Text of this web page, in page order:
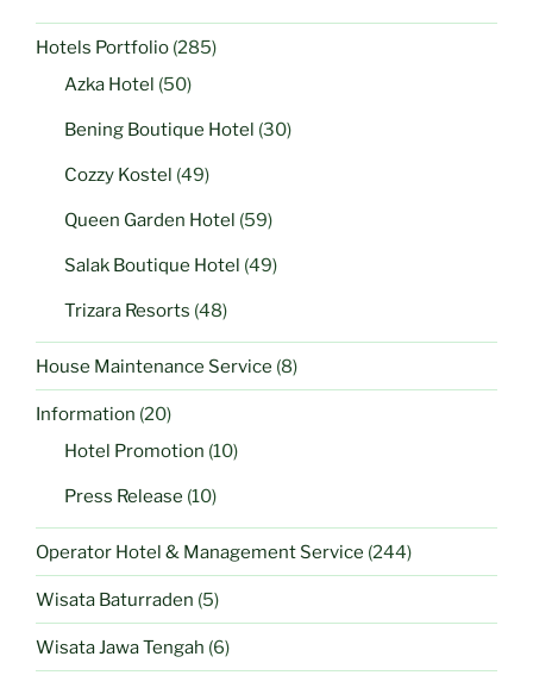
Hotels Portfolio (285)
Azka Hotel (50)
Bening Boutique Hotel (30)
Cozzy Kostel (49)
Queen Garden Hotel (59)
Salak Boutique Hotel (49)
Trizara Resorts (48)
House Maintenance Service (8)
Information (20)
Hotel Promotion (10)
Press Release (10)
Operator Hotel & Management Service (244)
Wisata Baturraden (5)
Wisata Jawa Tengah (6)